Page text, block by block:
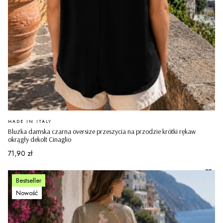
Bluzka damska czarna oversize przeszycia na przodzie krótki rękaw
okrągły dekolt Cinaglio
PRODUCENT
MADE IN ITALY
Cena
71,90 zł
Bestseller
Nowość